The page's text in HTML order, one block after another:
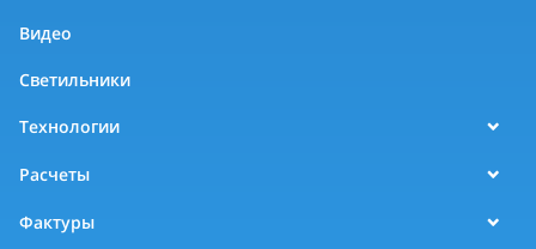
Видео
Светильники
Технологии
Расчеты
Фактуры